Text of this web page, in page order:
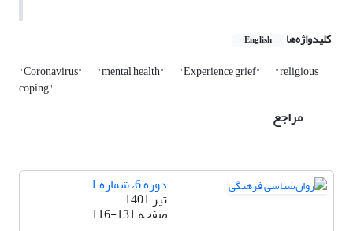
کلیدواژه‌ها English
"Coronavirus" "mental health" "Experience grief" "religious
coping"
مراجع
دوره 6، شماره 1
تیر 1401
صفحه116-131